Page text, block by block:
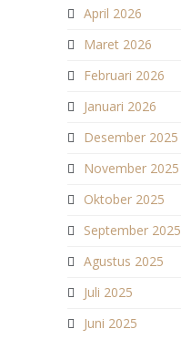
April 2026
Maret 2026
Februari 2026
Januari 2026
Desember 2025
November 2025
Oktober 2025
September 2025
Agustus 2025
Juli 2025
Juni 2025